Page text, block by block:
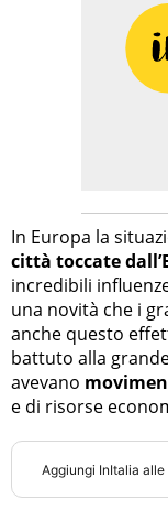
In Europa la
città toccate
incredibili
una novità che i
anche questo
battuto alla
avevano
e di risorse
Aggiungi InItalia alle